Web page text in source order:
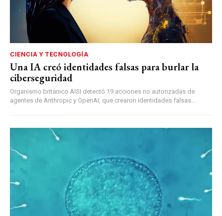
CIENCIA Y TECNOLOGÍA
Una IA creó identidades falsas para burlar la
ciberseguridad
Organismo británico AISI detectó 19 acciones no autorizadas de
agentes de Anthropic y OpenAI, que crearon identidades falsas...